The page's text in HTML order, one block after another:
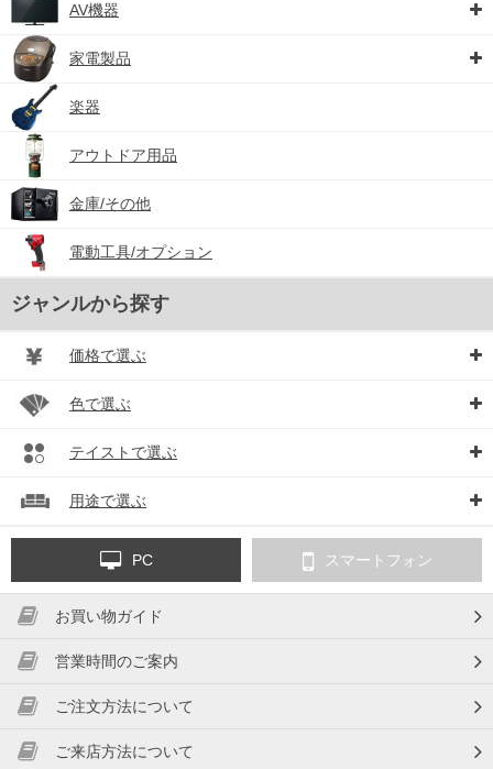
AV機器
家電製品
楽器
アウトドア用品
金庫/その他
電動工具/オプション
ジャンルから探す
価格で選ぶ
色で選ぶ
テイストで選ぶ
用途で選ぶ
PC スマートフォン
お買い物ガイド
営業時間のご案内
ご注文方法について
ご来店方法について